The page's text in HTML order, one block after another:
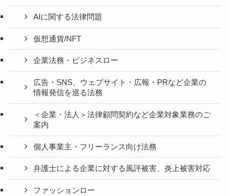
AIに関する法律問題
仮想通貨/NFT
企業法務・ビジネスロー
広告・SNS、ウェブサイト・広報・PRなど企業の
情報発信を巡る法務
＜企業・法人＞法律顧問契約など企業対象業務のご
案内
個人事業主・フリーランス向け法務
弁護士による企業に対する風評被害、炎上被害対応
ファッションロー